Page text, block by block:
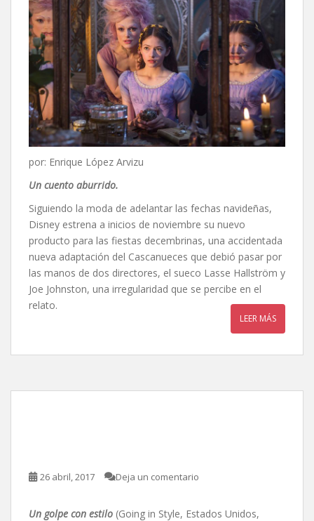
por: Enrique López Arvizu
Un cuento aburrido.
Siguiendo la moda de adelantar las fechas navideñas,
Disney estrena a inicios de noviembre su nuevo
producto para las fiestas decembrinas, una accidentada
nueva adaptación del Cascanueces que debió pasar por
las manos de dos directores, el sueco Lasse Hallström y
Joe Johnston, una irregularidad que se percibe en el
relato.
LEER MÁS
26 abril, 2017 Deja un comentario
Un golpe con estilo (Going in Style, Estados Unidos,